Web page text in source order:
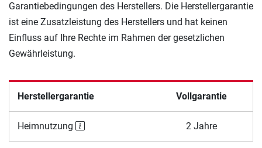
Garantiebedingungen des Herstellers. Die Herstellergarantie
ist eine Zusatzleistung des Herstellers und hat keinen
Einfluss auf Ihre Rechte im Rahmen der gesetzlichen
Gewährleistung.
Herstellergarantie Vollgarantie
Heimnutzung 2 Jahre